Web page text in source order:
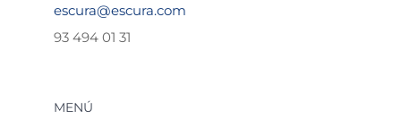
escura@escura.com
93 494 01 31
MENÚ